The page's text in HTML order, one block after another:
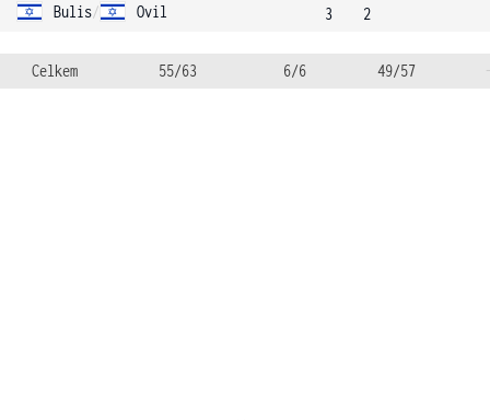
Bulis/ Ovil
3
2
Celkem 55/63 6/6 49/57